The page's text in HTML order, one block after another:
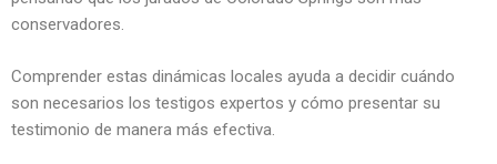
conservadores.
Comprender estas dinámicas locales ayuda a decidir cuándo
son necesarios los testigos expertos y cómo presentar su
testimonio de manera más efectiva.